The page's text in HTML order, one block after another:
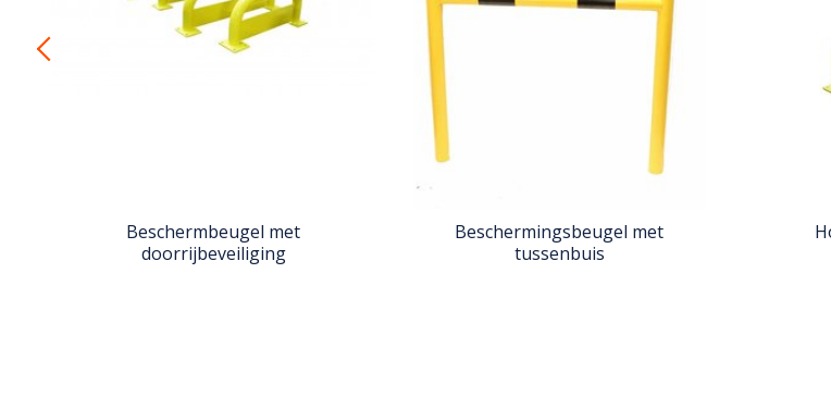
Beschermbeugel met
doorrijbeveiliging
Beschermingsbeugel met
tussenbuis